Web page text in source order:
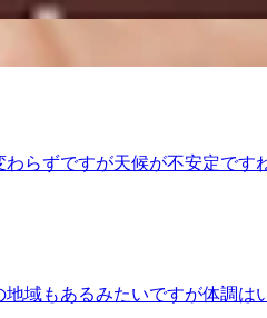
。天候が不安定な日も多い
からご案内可能です。是非
お身体づくりをサポート致
を、スタッフ一同手を温め
上 6-3-3東京堂ビル1F【アク
らずですが天候が不安定で
ように気持ちがいい肩甲骨
レッチ&amp;ボディケアをお
～20:00土日祝日
域もあるみたいですが体調